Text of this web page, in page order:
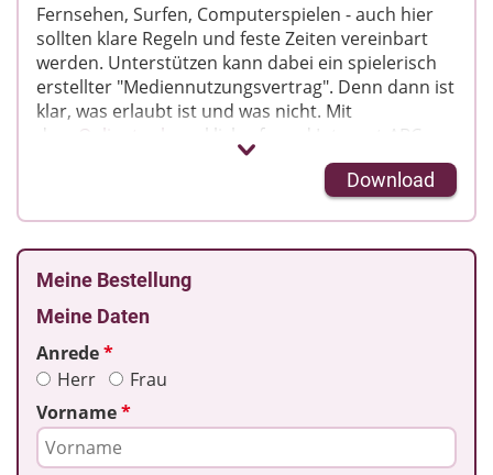
Fernsehen, Surfen, Computerspielen - auch hier
sollten klare Regeln und feste Zeiten vereinbart
werden. Unterstützen kann dabei ein spielerisch
erstellter "Mediennutzungsvertrag". Denn dann ist
klar, was erlaubt ist und was nicht. Mit
dem
Onlinetool
von klicksafe und Internet-ABC
können Eltern gemeinsam mit ihren Kindern
medienübergreifend Regeln in einem "Vertrag"
festhalten und individuell Kompromisse
Der Flyer erläutert das Tool und seine Funktionen
und gibt allgemeine Tipps zur Medienerziehung.
Download
Meine Daten
Anrede*
Herr
Frau
Vorname*
Meine Bestellung